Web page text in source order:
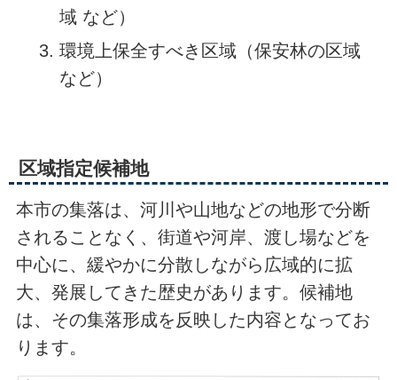
域 など）
環境上保全すべき区域（保安林の区域
など）
区域指定候補地
本市の集落は、河川や山地などの地形で分断
されることなく、街道や河岸、渡し場などを
中心に、緩やかに分散しながら広域的に拡
大、発展してきた歴史があります。候補地
は、その集落形成を反映した内容となってお
ります。